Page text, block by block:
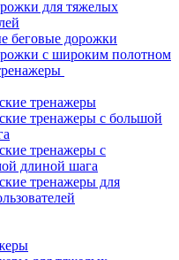
для тяжелых
беговые дорожки
с широким полотном
тренажеры
тренажеры с большой
тренажеры с
длиной шага
тренажеры для